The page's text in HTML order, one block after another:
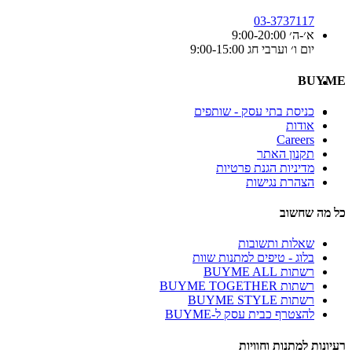
03-3737117
א׳-ה׳ 9:00-20:00
יום ו׳ וערבי חג 9:00-15:00
BUYME
כניסת בתי עסק - שותפים
אודות
Careers
תקנון האתר
מדיניות הגנת פרטיות
הצהרת נגישות
כל מה שחשוב
שאלות ותשובות
בלוג - טיפים למתנות שוות
רשתות BUYME ALL
רשתות BUYME TOGETHER
רשתות BUYME STYLE
להצטרף כבית עסק ל-BUYME
רעיונות למתנות וחוויות